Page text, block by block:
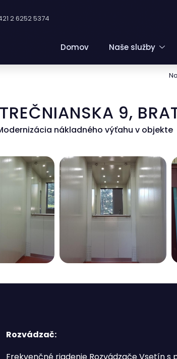
2 6252 5374
Domov Naše služby
9,
nákladného výťahu v objekte
Rozvádzač: